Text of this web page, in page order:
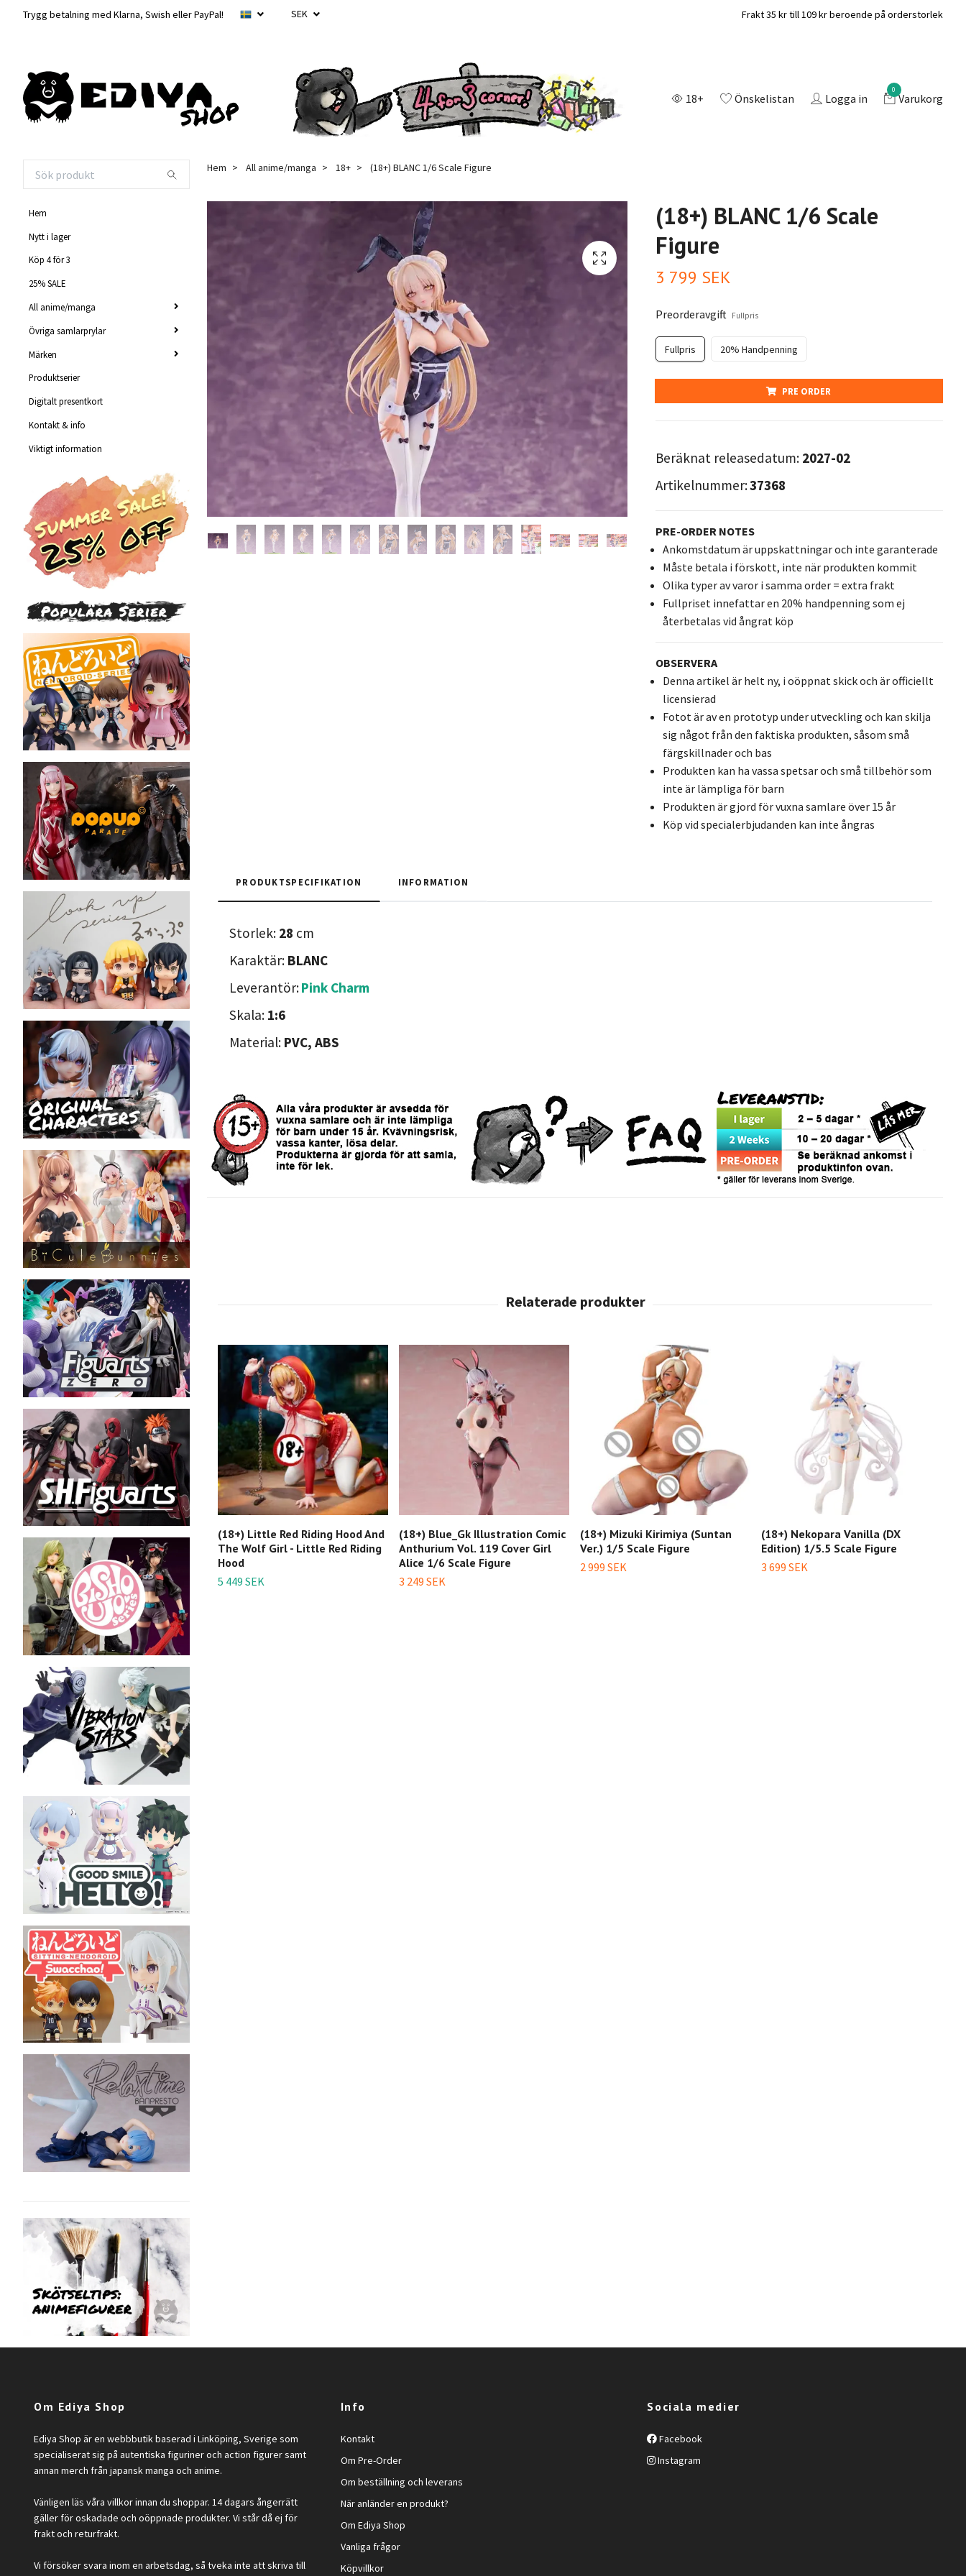
Trygg betalning med Klarna, Swish eller PayPal! SEK Frakt 35 kr till 109 kr beroende på orderstorlek
18+ Önskelistan Logga in
0
Varukorg
Hem
Nytt i lager
Köp 4 för 3
25% SALE
All anime/manga
Övriga samlarprylar
Märken
Produktserier
Digitalt presentkort
Kontakt & info
Viktigt information
Hem All anime/manga 18+ (18+) BLANC 1/6 Scale Figure
(18+) BLANC 1/6 Scale
Figure
3 799 SEK
Preorderavgift Fullpris
Fullpris 20% Handpenning
PRE ORDER
Beräknat releasedatum: 2027-02
Artikelnummer:37368
PRE-ORDER NOTES
Ankomstdatum är uppskattningar och inte garanterade
Måste betala i förskott, inte när produkten kommit
Olika typer av varor i samma order = extra frakt
Fullpriset innefattar en 20% handpenning som ej
återbetalas vid ångrat köp
OBSERVERA
Denna artikel är helt ny, i oöppnat skick och är officiellt
licensierad
Fotot är av en prototyp under utveckling och kan skilja
sig något från den faktiska produkten, såsom små
färgskillnader och bas
Produkten kan ha vassa spetsar och små tillbehör som
inte är lämpliga för barn
Produkten är gjord för vuxna samlare över 15 år
Köp vid specialerbjudanden kan inte ångras
PRODUKTSPECIFIKATION INFORMATION
Storlek: 28 cm
Karaktär: BLANC
Leverantör:Pink Charm
Skala: 1:6
Material: PVC, ABS
(18+) Little Red Riding Hood And
The Wolf Girl - Little Red Riding
Hood
5 449 SEK
(18+) Blue_Gk Illustration Comic
Anthurium Vol. 119 Cover Girl
Alice 1/6 Scale Figure
3 249 SEK
(18+) Mizuki Kirimiya (Suntan
Ver.) 1/5 Scale Figure
2 999 SEK
(18+) Nekopara Vanilla (DX
Edition) 1/5.5 Scale Figure
3 699 SEK
Om Ediya Shop
Ediya Shop är en webbbutik baserad i Linköping, Sverige som
specialiserat sig på autentiska figuriner och action figurer samt
annan merch från japansk manga och anime.
Vänligen läs våra villkor innan du shoppar. 14 dagars ångerrätt
gäller för oskadade och oöppnade produkter. Vi står då ej för
frakt och returfrakt.
Vi försöker svara inom en arbetsdag, så tveka inte att skriva till
Info
Kontakt
Om Pre-Order
Om beställning och leverans
När anländer en produkt?
Om Ediya Shop
Vanliga frågor
Köpvillkor
Sociala medier
Facebook
Instagram